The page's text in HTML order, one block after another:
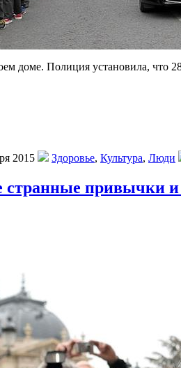
доме. Полиция установила, что
2015 Здоровье, Культура, Люди
привычки и